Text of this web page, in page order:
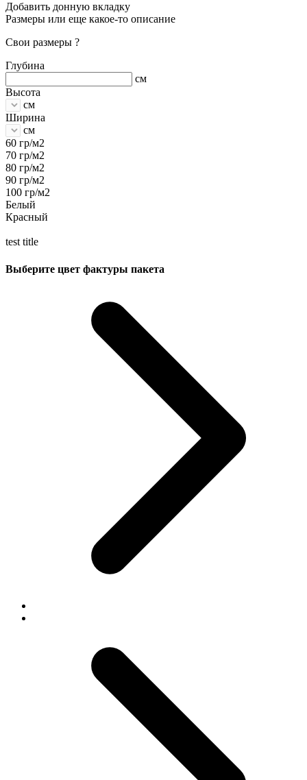
Добавить донную вкладку
Размеры или еще какое-то описание
Свои размеры ?
Глубина
см
Высота
см
Ширина
см
60 гр/м2
70 гр/м2
80 гр/м2
90 гр/м2
100 гр/м2
Белый
Красный
test title
Выберите цвет фактуры пакета